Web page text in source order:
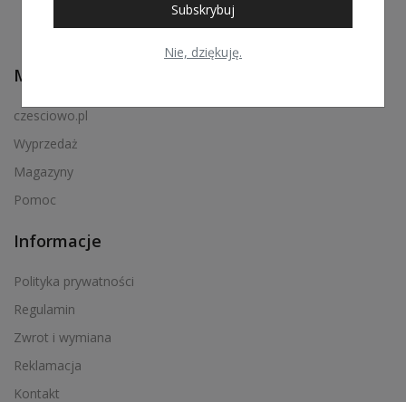
Subskrybuj
Nie, dziękuję.
Menu podręczne
czesciowo.pl
Wyprzedaż
Magazyny
Pomoc
Informacje
Polityka prywatności
Regulamin
Zwrot i wymiana
Reklamacja
Kontakt